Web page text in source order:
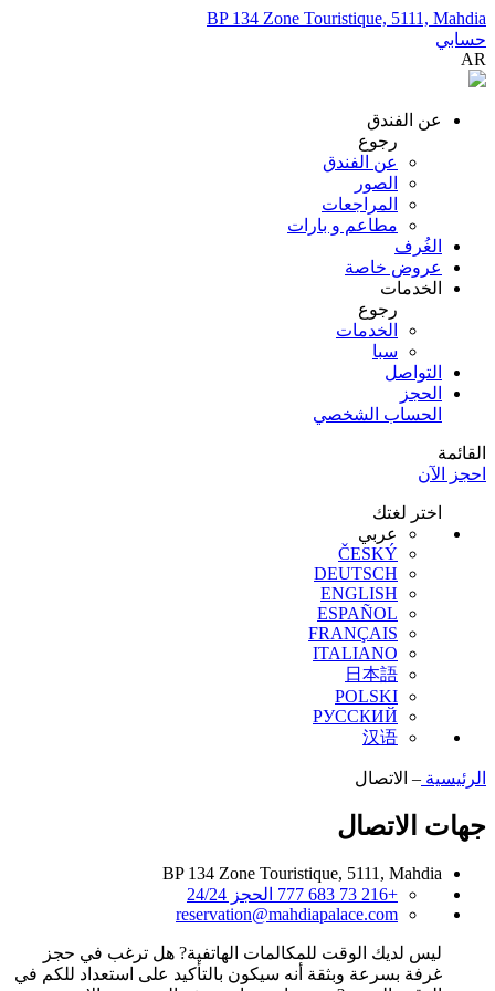
BP 134 Zone Touristique, 5111, Mahdia
حسابي
AR
عن الفندق
رجوع
عن الفندق
الصور
المراجعات
مطاعم و بارات
الغُرف
عروض خاصة
الخدمات
رجوع
الخدمات
سبا
التواصل
الحجز
الحساب الشخصي
القائمة
احجز الآن
اختر لغتك
عربي
ČESKÝ
DEUTSCH
ENGLISH
ESPAÑOL
FRANÇAIS
ITALIANO
日本語
POLSKI
РУССКИЙ
汉语
الرئيسية – الاتصال
جهات الاتصال
BP 134 Zone Touristique, 5111, Mahdia
+216 73 683 777
الحجز 24/24
reservation@mahdiapalace.com
ليس لديك الوقت للمكالمات الهاتفية? هل ترغب في حجز
غرفة بسرعة وبثقة أنه سيكون بالتأكيد على استعداد للكم في